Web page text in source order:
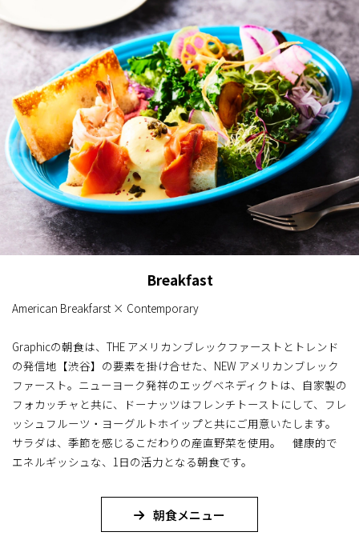
Breakfast
American Breakfarst × Contemporary
Graphicの朝食は、THE アメリカンブレックファーストとトレンド
の発信地【渋谷】の要素を掛け合せた、NEW アメリカンブレック
ファースト。ニューヨーク発祥のエッグベネディクトは、自家製の
フォカッチャと共に、ドーナッツはフレンチトーストにして、フレ
ッシュフルーツ・ヨーグルトホイップと共にご用意いたします。
サラダは、季節を感じるこだわりの産直野菜を使用。 健康的で
エネルギッシュな、1日の活力となる朝食です。
朝食メニュー